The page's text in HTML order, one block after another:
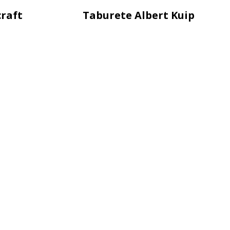
Taburete Albert Kuip